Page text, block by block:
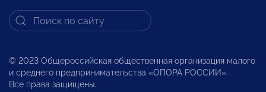
© 2023 Общероссийская общественная организация малого
и среднего предпринимательства «ОПОРА РОССИИ».
Все права защищены.